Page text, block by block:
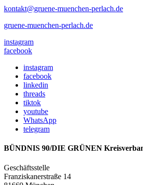
kontakt@gruene-muenchen-perlach.de
gruene-muenchen-perlach.de
instagram
facebook
instagram
facebook
linkedin
threads
tiktok
youtube
WhatsApp
telegram
BÜNDNIS 90/DIE GRÜNEN
Geschäftsstelle
Franziskanerstraße 14